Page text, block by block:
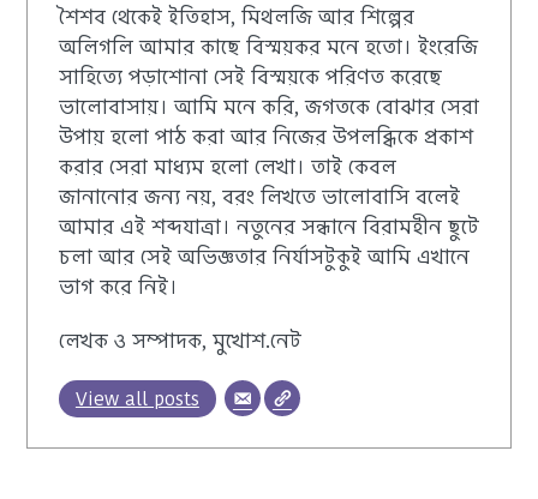
শৈশব থেকেই ইতিহাস, মিথলজি আর শিল্পের
অলিগলি আমার কাছে বিস্ময়কর মনে হতো। ইংরেজি
সাহিত্যে পড়াশোনা সেই বিস্ময়কে পরিণত করেছে
ভালোবাসায়। আমি মনে করি, জগতকে বোঝার সেরা
উপায় হলো পাঠ করা আর নিজের উপলব্ধিকে প্রকাশ
করার সেরা মাধ্যম হলো লেখা। তাই কেবল
জানানোর জন্য নয়, বরং লিখতে ভালোবাসি বলেই
আমার এই শব্দযাত্রা। নতুনের সন্ধানে বিরামহীন ছুটে
চলা আর সেই অভিজ্ঞতার নির্যাসটুকুই আমি এখানে
ভাগ করে নিই।
লেখক ও সম্পাদক, মুখোশ.নেট
View all posts